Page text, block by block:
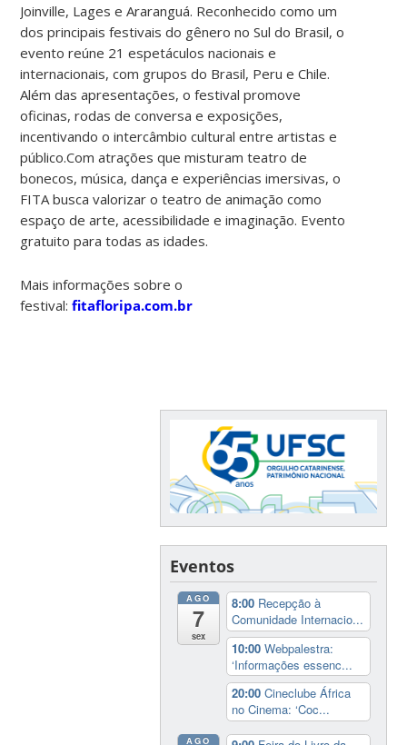
Joinville, Lages e Araranguá. Reconhecido como um
dos principais festivais do gênero no Sul do Brasil, o
evento reúne 21 espetáculos nacionais e
internacionais, com grupos do Brasil, Peru e Chile.
Além das apresentações, o festival promove
oficinas, rodas de conversa e exposições,
incentivando o intercâmbio cultural entre artistas e
público.Com atrações que misturam teatro de
bonecos, música, dança e experiências imersivas, o
FITA busca valorizar o teatro de animação como
espaço de arte, acessibilidade e imaginação. Evento
gratuito para todas as idades.
Mais informações sobre o
festival:fitafloripa.com.br
Eventos
AGO
7
sex
8:00 Recepção à
Comunidade Internacio...
10:00Webpalestra:
‘Informações essenc...
20:00Cineclube África
no Cinema: ‘Coc...
AGO